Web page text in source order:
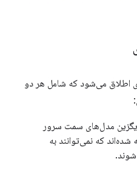
اطلاق می‌شود که شامل هر دو
مدل‌های سمت سرور
که نمی‌توانند به